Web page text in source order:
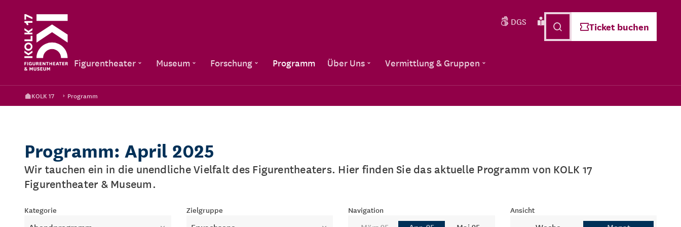
Figurentheater Museum Forschung Programm Über Uns Vermittlung & Gruppen
DGS Leichte Sprache Deutsch
Ticket buchen
KOLK 17 Programm
Programm: April 2025
Wir tauchen ein in die unendliche Vielfalt des Figurentheaters. Hier finden Sie das aktuelle Programm von KOLK 17
Figurentheater & Museum.
Kategorie Zielgruppe Navigation Ansicht